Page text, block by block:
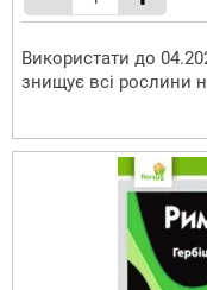
Використати до
знищує всі рослини